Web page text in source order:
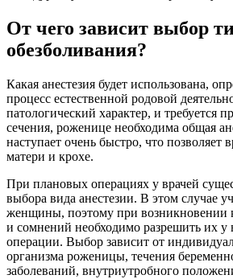
От чего зависит выбор
обезболивания?
Какая анестезия будет использована,
процесс естественной родовой
патологический характер, и требуется
сечения, роженице необходима общая
наступает очень быстро, что позволяет
матери и крохе.
При плановых операциях у врачей
выбора вида анестезии. В этом случае
женщины, поэтому при возникновении
и сомнений необходимо разрешить их у
операции. Выбор зависит от
организма роженицы, течения
заболеваний, внутриутробного